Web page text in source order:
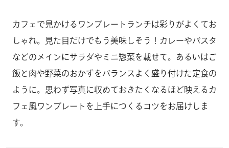
カフェで見かけるワンプレートランチは彩りがよくてお
しゃれ。見た目だけでもう美味しそう！カレーやパスタ
などのメインにサラダやミニ惣菜を載せて。あるいはご
飯と肉や野菜のおかずをバランスよく盛り付けた定食の
ように。思わず写真に収めておきたくなるほど映えるカ
フェ風ワンプレートを上手につくるコツをお届けしま
す。